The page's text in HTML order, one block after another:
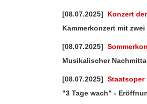
[08.07.2025]
Konzert
Kammerkonzert mit
[08.07.2025]
Musikalischer
[08.07.2025] Staatsoper
"3 Tage wach" -